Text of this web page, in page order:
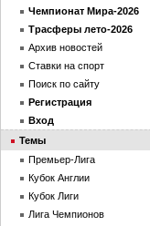
Чемпионат Мира-2026
Трасферы лето-2026
Архив новостей
Ставки на спорт
Поиск по сайту
Регистрация
Вход
Темы
Премьер-Лига
Кубок Англии
Кубок Лиги
Лига Чемпионов